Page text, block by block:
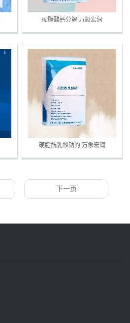
硬脂酸钙分解 万象宏润
硬脂酰乳酸钠的 万象宏润
下一页